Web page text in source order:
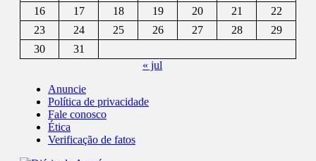
16
17 18 19 20 21
22
23
24 25 26 27 28
29
30
31
« jul
Anuncie
Política de privacidade
Fale conosco
Ética
Verificação de fatos